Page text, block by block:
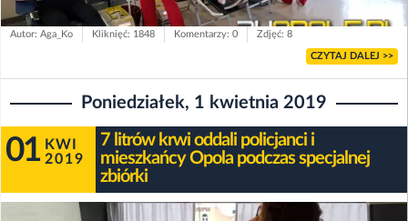
Autor: Aga_Ko Kliknięć: 1848 Komentarzy: 0 Zdjęć: 8
CZYTAJ DALEJ >>
Poniedziałek, 1 kwietnia 2019
01 KWI
2019
7 litrów krwi oddali policjanci i
mieszkańcy Opola podczas specjalnej
zbiórki